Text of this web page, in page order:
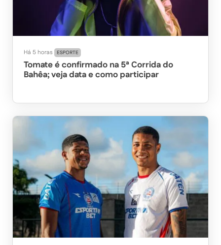
Há 5 horas ESPORTE
Tomate é confirmado na 5ª Corrida do
Bahêa; veja data e como participar